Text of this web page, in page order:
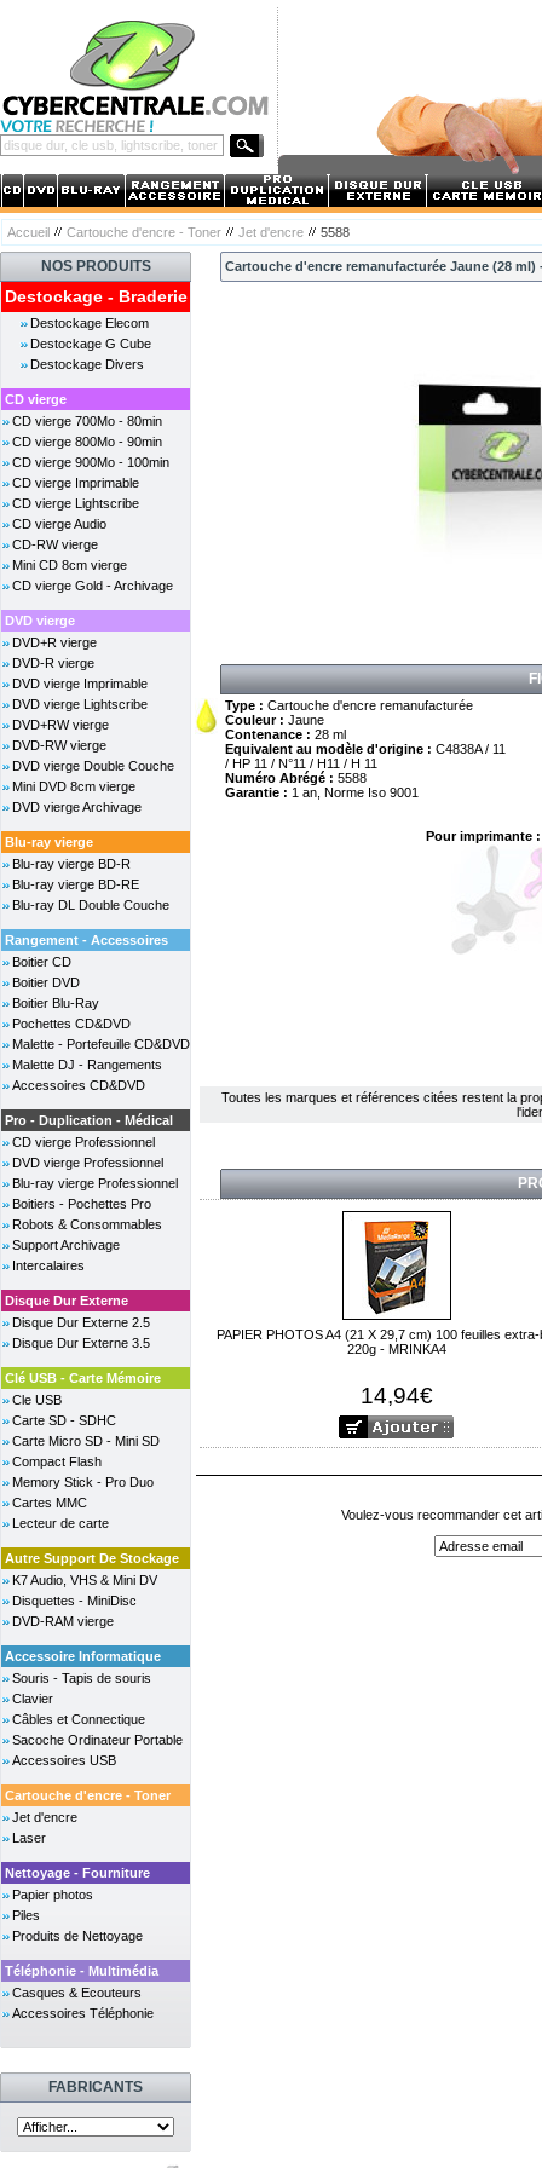
Accueil Cartouche d'encre - Toner Jet d'encre 5588
NOS PRODUITS
Destockage - Braderie
Destockage Elecom
Destockage G Cube
Destockage Divers
CD vierge
CD vierge 700Mo - 80min
CD vierge 800Mo - 90min
CD vierge 900Mo - 100min
CD vierge Imprimable
CD vierge Lightscribe
CD vierge Audio
CD-RW vierge
Mini CD 8cm vierge
CD vierge Gold - Archivage
DVD vierge
DVD+R vierge
DVD-R vierge
DVD vierge Imprimable
DVD vierge Lightscribe
DVD+RW vierge
DVD-RW vierge
DVD vierge Double Couche
Mini DVD 8cm vierge
DVD vierge Archivage
Blu-ray vierge
Blu-ray vierge BD-R
Blu-ray vierge BD-RE
Blu-ray DL Double Couche
Rangement - Accessoires
Boitier CD
Boitier DVD
Boitier Blu-Ray
Pochettes CD&DVD
Malette - Portefeuille CD&DVD
Malette DJ - Rangements
Accessoires CD&DVD
Pro - Duplication - Médical
CD vierge Professionnel
DVD vierge Professionnel
Blu-ray vierge Professionnel
Boitiers - Pochettes Pro
Robots & Consommables
Support Archivage
Intercalaires
Disque Dur Externe
Disque Dur Externe 2.5
Disque Dur Externe 3.5
Clé USB - Carte Mémoire
Cle USB
Carte SD - SDHC
Carte Micro SD - Mini SD
Compact Flash
Memory Stick - Pro Duo
Cartes MMC
Lecteur de carte
Autre Support De Stockage
K7 Audio, VHS & Mini DV
Disquettes - MiniDisc
DVD-RAM vierge
Accessoire Informatique
Souris - Tapis de souris
Clavier
Câbles et Connectique
Sacoche Ordinateur Portable
Accessoires USB
Cartouche d'encre - Toner
Jet d'encre
Laser
Nettoyage - Fourniture
Papier photos
Piles
Produits de Nettoyage
Téléphonie - Multimédia
Casques & Ecouteurs
Accessoires Téléphonie
FABRICANTS
Cartouche d'encre remanufacturée Jaune (28 ml)
Type : Cartouche d'encre remanufacturée
Couleur : Jaune
Contenance : 28 ml
Equivalent au modèle d'origine : C4838A / 11
/ HP 11 / N°11 / H11 / H 11
Numéro Abrégé : 5588
Garantie : 1 an, Norme Iso 9001
Pour imprimante :
Toutes les marques et références citées restent la
PAPIER PHOTOS A4 (21 X 29,7 cm) 100 feuilles extra-
220g - MRINKA4
14,94€
Voulez-vous recommander cet